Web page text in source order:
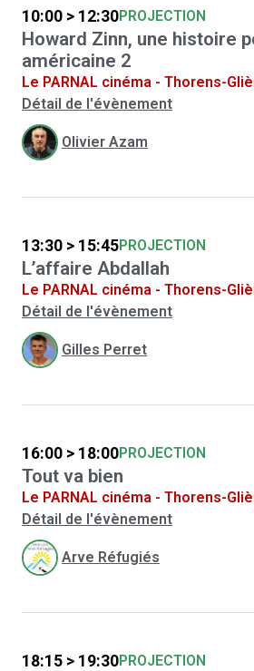
10:00 > 12:30PROJECTION
Howard Zinn, une histoire
américaine 2
Le PARNAL cinéma - Thorens-
Détail de l'évènement
Olivier Azam
13:30 > 15:45PROJECTION
L’affaire Abdallah
Le PARNAL cinéma - Thorens-
Détail de l'évènement
Gilles Perret
16:00 > 18:00PROJECTION
Tout va bien
Le PARNAL cinéma - Thorens-
Détail de l'évènement
Arve Réfugiés
18:15 > 19:30PROJECTION